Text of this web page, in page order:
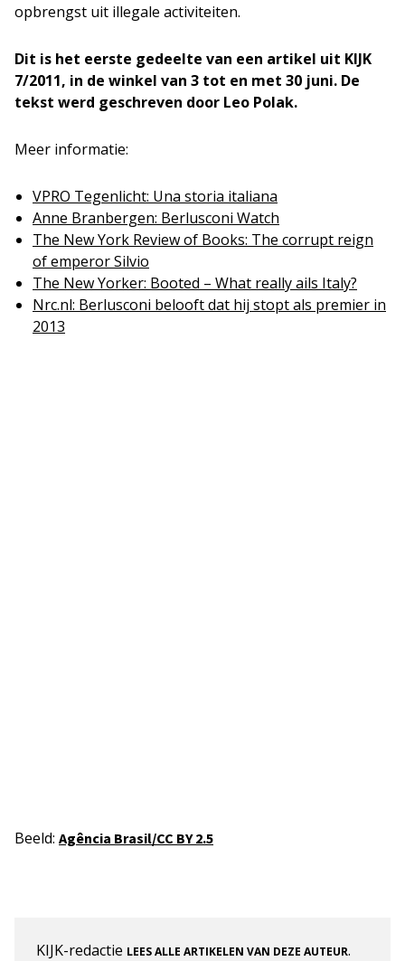
opbrengst uit illegale activiteiten.
Dit is het eerste gedeelte van een artikel uit KIJK
7/2011, in de winkel van 3 tot en met 30 juni. De
tekst werd geschreven door Leo Polak.
Meer informatie:
VPRO Tegenlicht: Una storia italiana
Anne Branbergen: Berlusconi Watch
The New York Review of Books: The corrupt reign
of emperor Silvio
The New Yorker: Booted – What really ails Italy?
Nrc.nl: Berlusconi belooft dat hij stopt als premier in
2013
Beeld: Agência Brasil/CC BY 2.5
KIJK-redactie LEES ALLE ARTIKELEN VAN DEZE AUTEUR.